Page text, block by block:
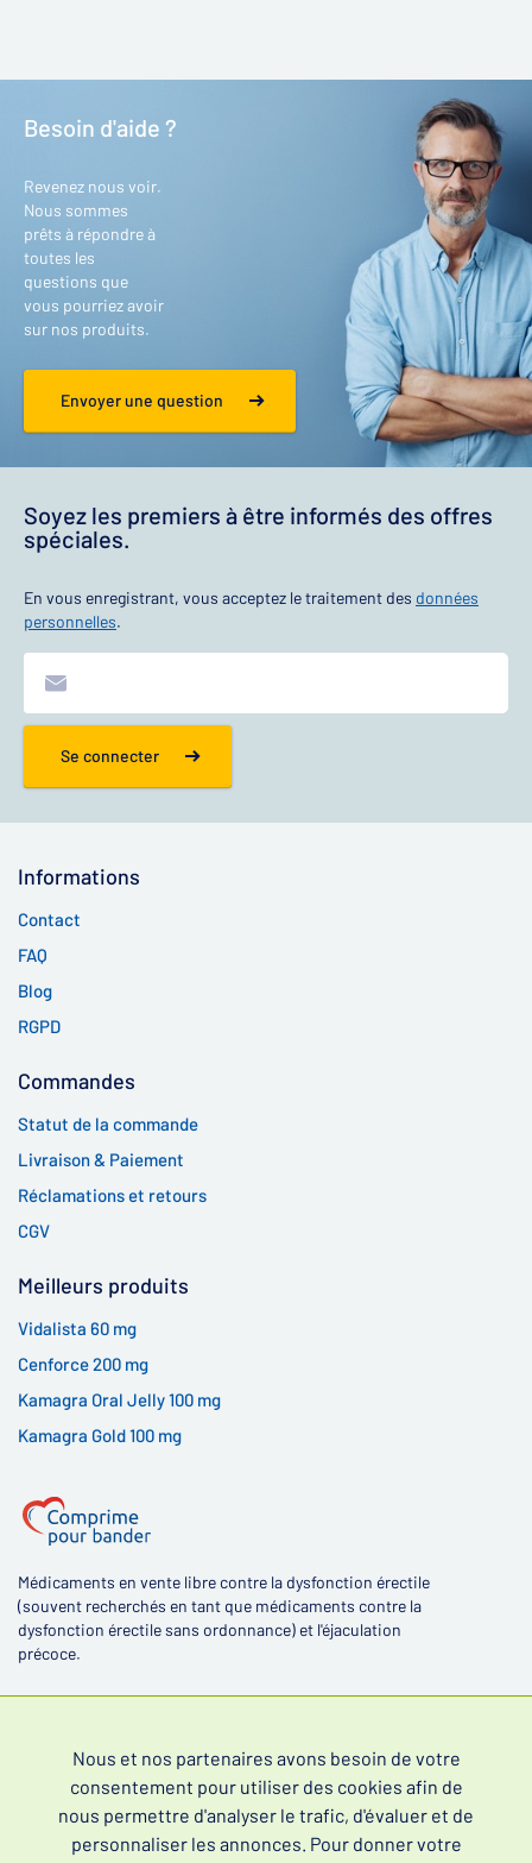
Besoin d'aide ?
Revenez nous voir.
Nous sommes
prêts à répondre à
toutes les
questions que
vous pourriez avoir
sur nos produits.
Envoyer une question
Soyez les premiers à être informés des offres
spéciales.
En vous enregistrant, vous acceptez le traitement des données
personnelles.
Se connecter
Informations
Contact
FAQ
Blog
RGPD
Commandes
Statut de la commande
Livraison & Paiement
Réclamations et retours
CGV
Meilleurs produits
Vidalista 60 mg
Cenforce 200 mg
Kamagra Oral Jelly 100 mg
Kamagra Gold 100 mg
Médicaments en vente libre contre la dysfonction érectile
(souvent recherchés en tant que médicaments contre la
dysfonction érectile sans ordonnance) et l'éjaculation
précoce.
4,4
Nous et nos partenaires avons besoin de votre
consentement pour utiliser des cookies afin de
nous permettre d'analyser le trafic, d'évaluer et de
personnaliser les annonces. Pour donner votre